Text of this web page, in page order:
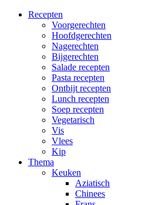
Recepten
Voorgerechten
Hoofdgerechten
Nagerechten
Bijgerechten
Salade recepten
Pasta recepten
Ontbijt recepten
Lunch recepten
Soep recepten
Vegetarisch
Vis
Vlees
Kip
Thema
Keuken
Aziatisch
Chinees